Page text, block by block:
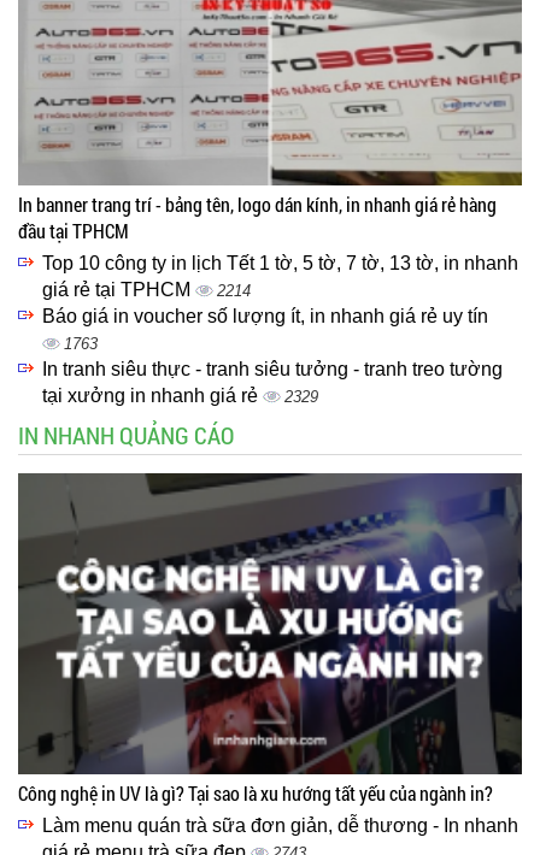
In banner trang trí - bảng tên, logo dán kính, in nhanh giá rẻ hàng
đầu tại TPHCM
Top 10 công ty in lịch Tết 1 tờ, 5 tờ, 7 tờ, 13 tờ, in nhanh
giá rẻ tại TPHCM
2214
Báo giá in voucher số lượng ít, in nhanh giá rẻ uy tín
1763
In tranh siêu thực - tranh siêu tưởng - tranh treo tường
tại xưởng in nhanh giá rẻ
2329
IN NHANH QUẢNG CÁO
Công nghệ in UV là gì? Tại sao là xu hướng tất yếu của ngành in?
Làm menu quán trà sữa đơn giản, dễ thương - In nhanh